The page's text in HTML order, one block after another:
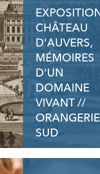
CHÂTEAU
D'AUVERS,
MÉMOIRES
D'UN
DOMAINE
VIVANT //
ORANGERIE
SUD